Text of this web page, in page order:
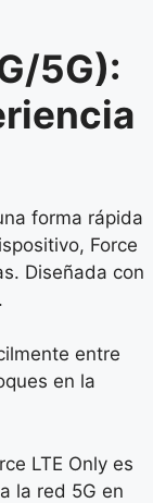
5G):
forma rápida
Force
Diseñada con
entre
en la
LTE Only es
la red 5G en